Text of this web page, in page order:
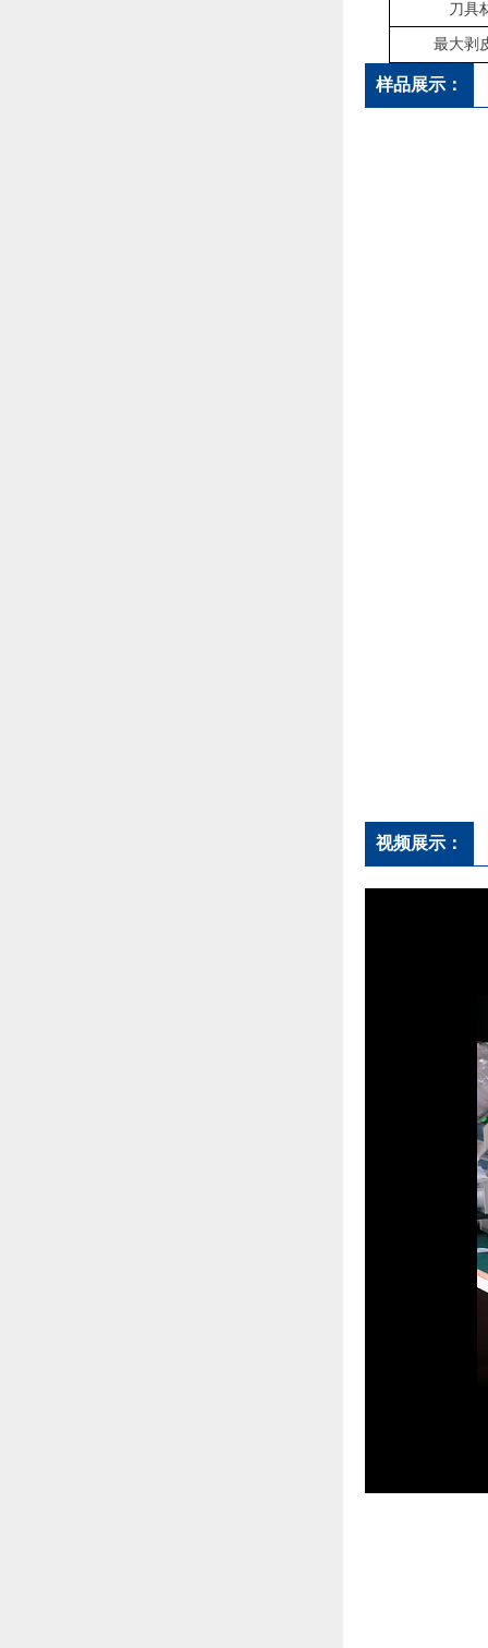
刀具
最大剥
样品展示：
视频展示：